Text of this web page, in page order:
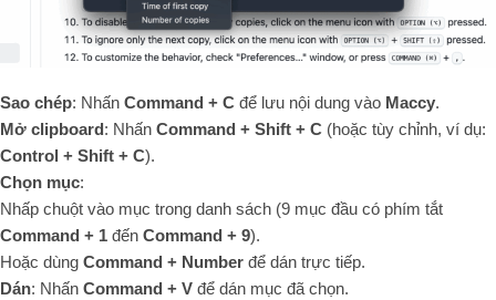
Sao chép: Nhấn Command + C để lưu nội dung vào Maccy.
Mở clipboard: Nhấn Command + Shift + C (hoặc tùy chỉnh, ví dụ:
Control + Shift + C).
Chọn mục:
Nhấp chuột vào mục trong danh sách (9 mục đầu có phím tắt
Command + 1 đến Command + 9).
Hoặc dùng Command + Number để dán trực tiếp.
Dán: Nhấn Command + V để dán mục đã chọn.